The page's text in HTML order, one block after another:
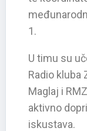
1.
U timu su
Radio kluba
Maglaj i
aktivno
iskustava.